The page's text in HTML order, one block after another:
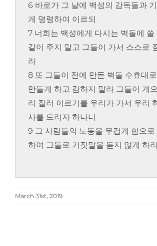
6 바로가 그 날에 백성의 감독들과
게 명령하여 이르되
7 너희는 백성에게 다시는 벽돌에 쓸
같이 주지 말고 그들이 가서 스스로
라
8 또 그들이 전에 만든 벽돌 수효대
만들게 하고 감하지 말라 그들이 게
리 질러 이르기를 우리가 가서 우리
사를 드리자 하나니
9 그 사람들의 노동을 무겁게 함으로
하여 그들로 거짓말을 듣지 않게 하
March 31st, 2019